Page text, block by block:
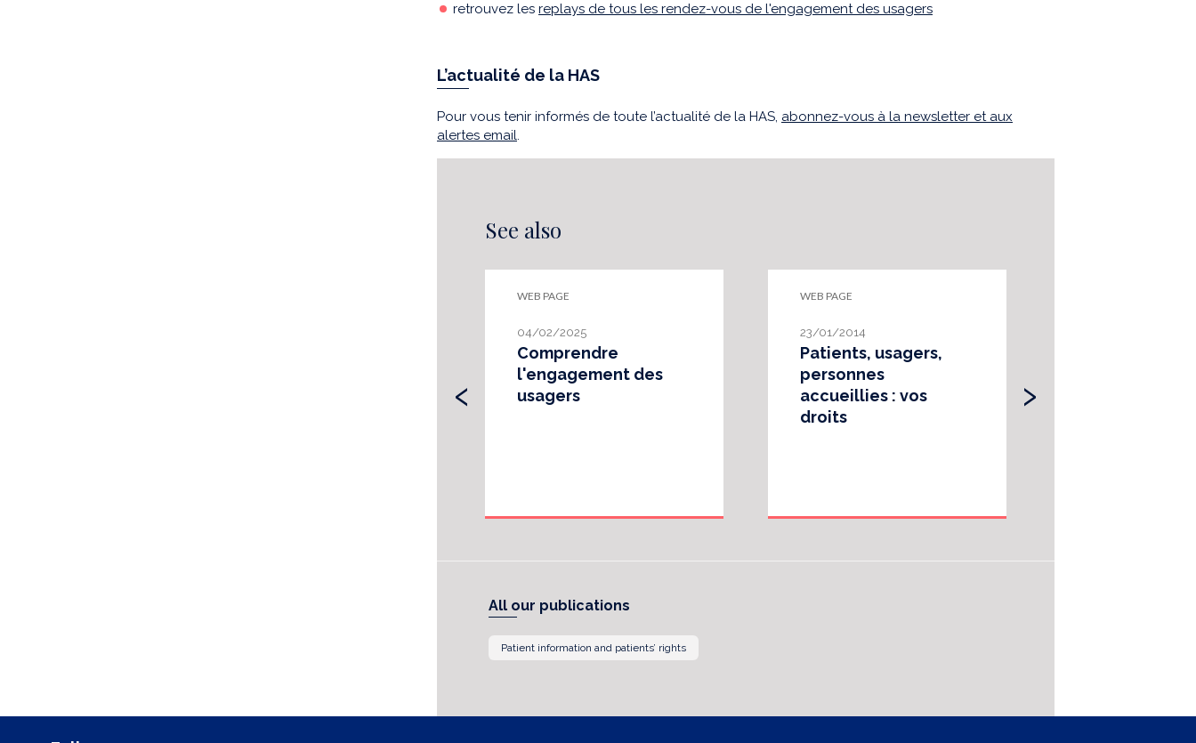
retrouvez les replays de tous les rendez-vous de l'engagement des usagers
L’actualité de la HAS
Pour vous tenir informés de toute l’actualité de la HAS, abonnez-vous à la newsletter et aux
alertes email.
See also
WEB PAGE
04/02/2025
Comprendre
l'engagement des
usagers
WEB PAGE
23/01/2014
Patients, usagers,
personnes
accueillies : vos
droits
‹ ›
All our publications
Patient information and patients’ rights